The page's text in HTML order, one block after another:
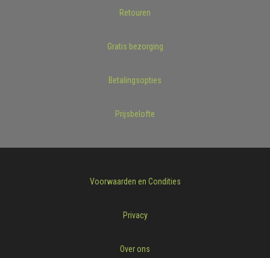
Retouren
Gratis bezorging
Betalingsopties
Prijsbelofte
Voorwaarden en Condities
Privacy
Over ons